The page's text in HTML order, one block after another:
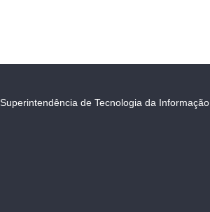
Superintendência de Tecnologia da Informação